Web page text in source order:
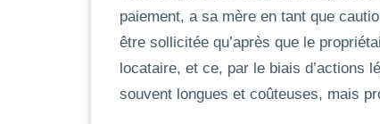
paiement, a sa mère en tant que
être sollicitée qu’après que le
locataire, et ce, par le biais d’actions
souvent longues et coûteuses, mais